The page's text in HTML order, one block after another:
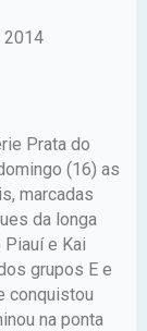
2014
Prata do
(16) as
marcadas
da longa
e Kai
grupos E e
conquistou
na ponta